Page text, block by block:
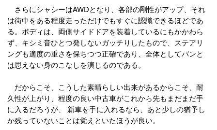
さらにシャシーはAWDとなり、各部の剛性がアップ、それ
は街中をある程度走っただけでもすぐに認識できるほどであ
る。ボディは、両側サイドドアを装着しているにもかかわら
ず、キシミ音ひとつ発しないガッチりしたもので、ステアリ
ングも適度の重さを保ちつつ正確であり、全体としてバンと
は思えない身のこなしを演じるのである。
だからこそ、こうした素晴らしい出来があるからこそ、耐
久性が上がり、程度の良い中古車がこれから先もまだまだ手
に入るだろうが、 新車を手に入れるなら、あと少しの猶予し
か残っていないことは覚えといたほうが良い。